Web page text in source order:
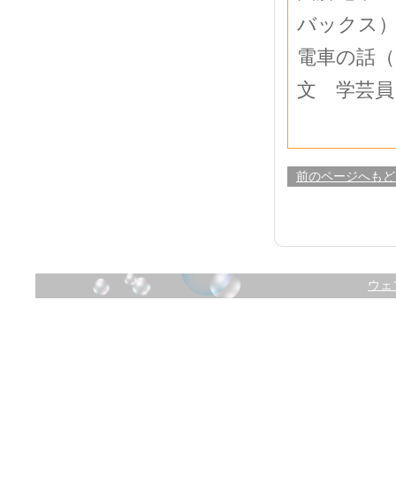
バックス
電車の話
文 学芸
前のページへも
ウ